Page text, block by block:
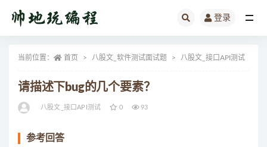
登录
当前位置： 首页 八股文_软件测试面试题 八股文_接口API测试
请描述下bug的几个要素？
八股文_接口API测试 0 93
参考回答